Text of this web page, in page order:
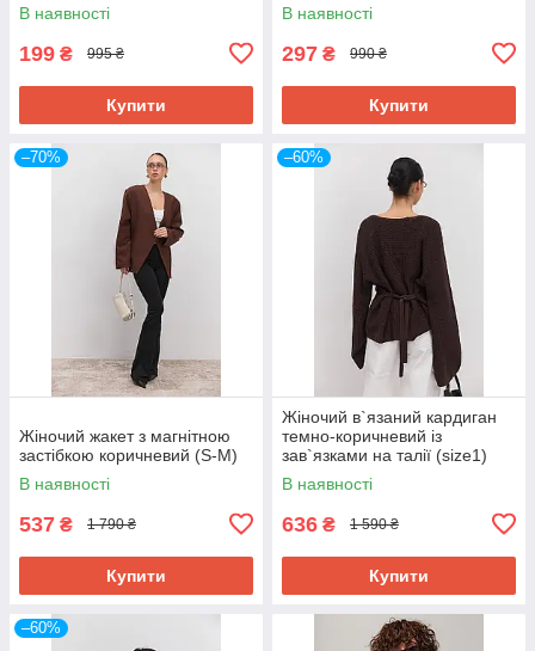
В наявності
199 ₴ 995 ₴
Купити
В наявності
297 ₴ 990 ₴
Купити
–70%
Жіночий жакет з магнітною
застібкою коричневий (S-M)
В наявності
537 ₴ 1 790 ₴
Купити
–60%
Жіночий в`язаний кардиган
темно-коричневий із
зав`язками на талії (size1)
В наявності
636 ₴ 1 590 ₴
Купити
–60%